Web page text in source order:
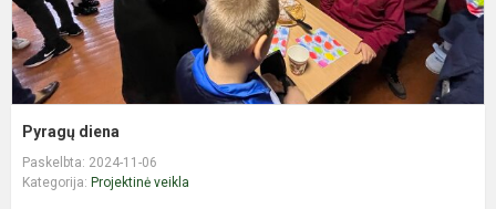
Pyragų diena
Paskelbta: 2024-11-06
Kategorija: Projektinė veikla